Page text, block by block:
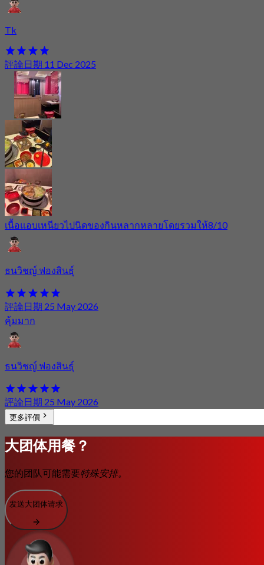
Tk
評論日期 11 Dec 2025
เนื้อแอบเหนียวไปนิดของกินหลากหลายโดยรวมให้8/10
ธนวิชญ์ ฟองสินธุ์
評論日期 25 May 2026
คุ้มมาก
ธนวิชญ์ ฟองสินธุ์
評論日期 25 May 2026
更多評價
大团体用餐？
您的团队可能需要特殊安排。
发送大团体请求